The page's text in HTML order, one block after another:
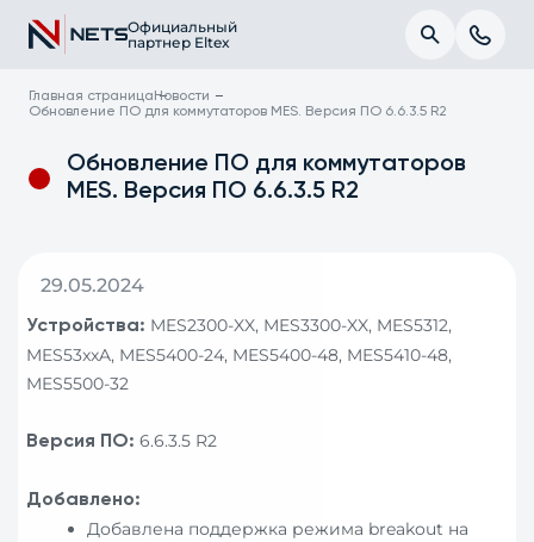
Официальный
партнер Eltex
Главная страница Новости
Обновление ПО для коммутаторов MES. Версия ПО 6.6.3.5 R2
Обновление ПО для коммутаторов
MES. Версия ПО 6.6.3.5 R2
29.05.2024
Устройства: MES2300-XX, MES3300-XX, MES5312,
MES53xxA, MES5400-24, MES5400-48, MES5410-48,
MES5500-32
Версия ПО: 6.6.3.5 R2
Добавлено:
Добавлена поддержка режима breakout на